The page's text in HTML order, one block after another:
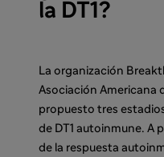
la DT1?
La organización
Asociación Americana
propuesto tres
de DT1 autoinmune. A
de la respuesta